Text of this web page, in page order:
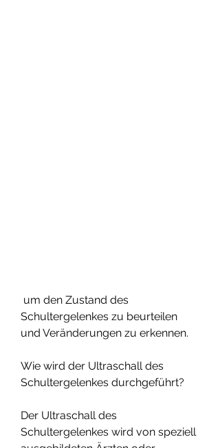
Schultergelenkes zu beurteilen
und Veränderungen zu erkennen.
Wie wird der Ultraschall des
Schultergelenkes durchgeführt?
Der Ultraschall des
Schultergelenkes wird von speziell